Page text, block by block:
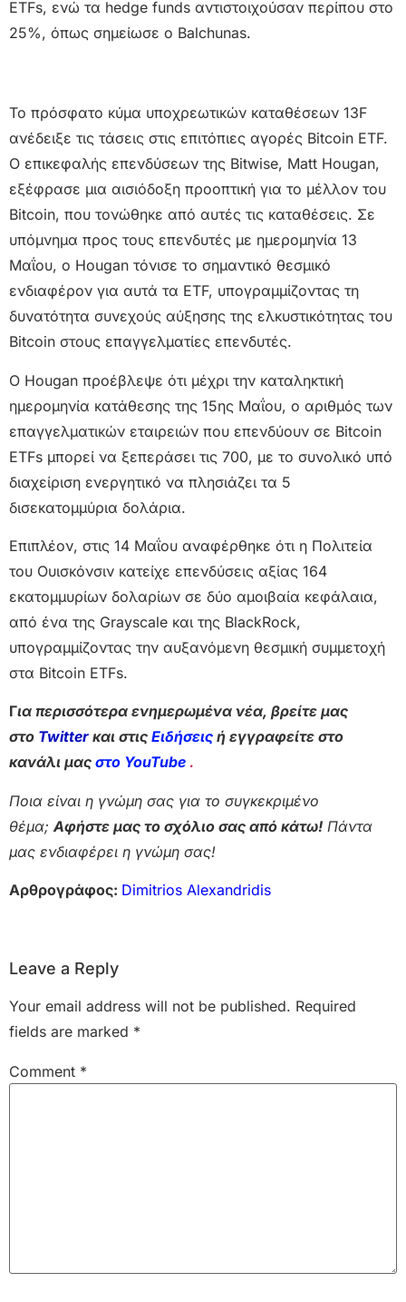
ETFs, ενώ τα hedge funds αντιστοιχούσαν περίπου στο
25%, όπως σημείωσε ο Balchunas.
Το πρόσφατο κύμα υποχρεωτικών καταθέσεων 13F
ανέδειξε τις τάσεις στις επιτόπιες αγορές Bitcoin ETF.
Ο επικεφαλής επενδύσεων της Bitwise, Matt Hougan,
εξέφρασε μια αισιόδοξη προοπτική για το μέλλον του
Bitcoin, που τονώθηκε από αυτές τις καταθέσεις. Σε
υπόμνημα προς τους επενδυτές με ημερομηνία 13
Μαΐου, ο Hougan τόνισε το σημαντικό θεσμικό
ενδιαφέρον για αυτά τα ETF, υπογραμμίζοντας τη
δυνατότητα συνεχούς αύξησης της ελκυστικότητας του
Bitcoin στους επαγγελματίες επενδυτές.
Ο Hougan προέβλεψε ότι μέχρι την καταληκτική
ημερομηνία κατάθεσης της 15ης Μαΐου, ο αριθμός των
επαγγελματικών εταιρειών που επενδύουν σε Bitcoin
ETFs μπορεί να ξεπεράσει τις 700, με το συνολικό υπό
διαχείριση ενεργητικό να πλησιάζει τα 5
δισεκατομμύρια δολάρια.
Επιπλέον, στις 14 Μαΐου αναφέρθηκε ότι η Πολιτεία
του Ουισκόνσιν κατείχε επενδύσεις αξίας 164
εκατομμυρίων δολαρίων σε δύο αμοιβαία κεφάλαια,
από ένα της Grayscale και της BlackRock,
υπογραμμίζοντας την αυξανόμενη θεσμική συμμετοχή
στα Bitcoin ETFs.
Για περισσότερα ενημερωμένα νέα, βρείτε μας
στο Twitter και στις Ειδήσεις ή εγγραφείτε στο
κανάλι μας στο YouTube .
Ποια είναι η γνώμη σας για το συγκεκριμένο
θέμα; Αφήστε μας το σχόλιο σας από κάτω! Πάντα
μας ενδιαφέρει η γνώμη σας!
Αρθρογράφος: Dimitrios Alexandridis
Leave a Reply
Your email address will not be published. Required
fields are marked *
Comment *